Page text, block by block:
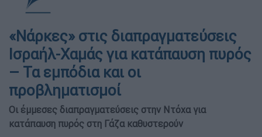
«Νάρκες» στις διαπραγματεύσεις
Ισραήλ-Χαμάς για κατάπαυση πυρός
– Τα εμπόδια και οι
προβληματισμοί
Οι έμμεσες διαπραγματεύσεις στην Ντόχα για
κατάπαυση πυρός στη Γάζα καθυστερούν